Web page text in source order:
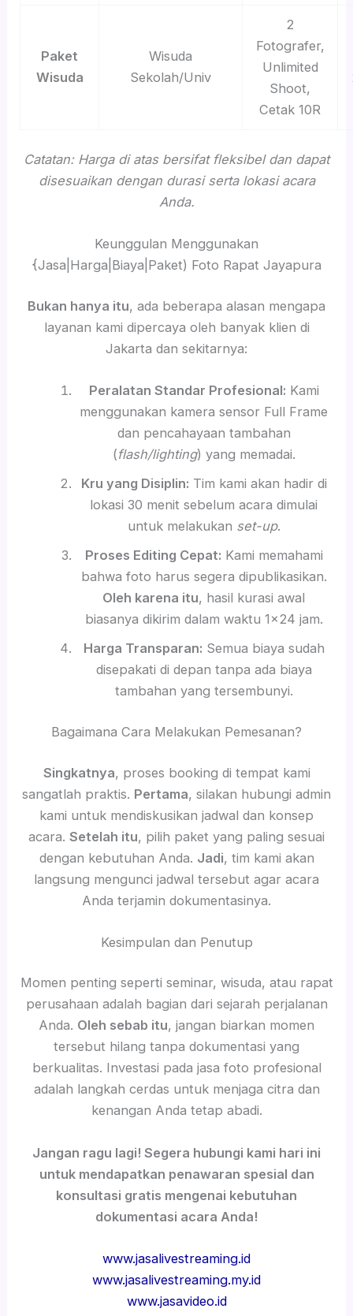
Paket
Wisuda
Wisuda
Sekolah/Univ
2
Fotografer,
Unlimited
Shoot,
Cetak 10R
Catatan: Harga di atas bersifat fleksibel dan dapat
disesuaikan dengan durasi serta lokasi acara
Anda.
Keunggulan Menggunakan
{Jasa|Harga|Biaya|Paket) Foto Rapat Jayapura
Bukan hanya itu, ada beberapa alasan mengapa
layanan kami dipercaya oleh banyak klien di
Jakarta dan sekitarnya:
Peralatan Standar Profesional: Kami
menggunakan kamera sensor Full Frame
dan pencahayaan tambahan
(flash/lighting) yang memadai.
Kru yang Disiplin: Tim kami akan hadir di
lokasi 30 menit sebelum acara dimulai
untuk melakukan set-up.
Proses Editing Cepat: Kami memahami
bahwa foto harus segera dipublikasikan.
Oleh karena itu, hasil kurasi awal
biasanya dikirim dalam waktu 1×24 jam.
Harga Transparan: Semua biaya sudah
disepakati di depan tanpa ada biaya
tambahan yang tersembunyi.
Bagaimana Cara Melakukan Pemesanan?
Singkatnya, proses booking di tempat kami
sangatlah praktis. Pertama, silakan hubungi admin
kami untuk mendiskusikan jadwal dan konsep
acara. Setelah itu, pilih paket yang paling sesuai
dengan kebutuhan Anda. Jadi, tim kami akan
langsung mengunci jadwal tersebut agar acara
Anda terjamin dokumentasinya.
Kesimpulan dan Penutup
Momen penting seperti seminar, wisuda, atau rapat
perusahaan adalah bagian dari sejarah perjalanan
Anda. Oleh sebab itu, jangan biarkan momen
tersebut hilang tanpa dokumentasi yang
berkualitas. Investasi pada jasa foto profesional
adalah langkah cerdas untuk menjaga citra dan
kenangan Anda tetap abadi.
Jangan ragu lagi! Segera hubungi kami hari ini
untuk mendapatkan penawaran spesial dan
konsultasi gratis mengenai kebutuhan
dokumentasi acara Anda!
www.jasalivestreaming.id
www.jasalivestreaming.my.id
www.jasavideo.id